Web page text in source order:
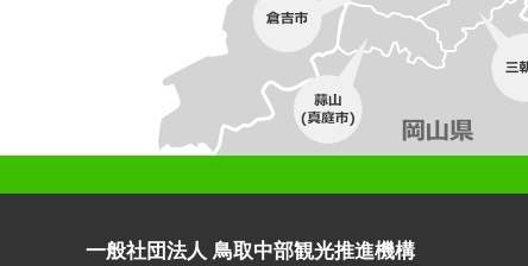
一般社団法人 鳥取中部観光推進機構